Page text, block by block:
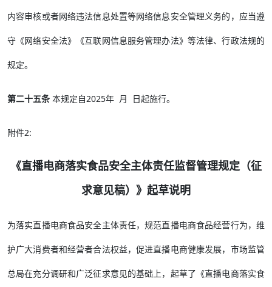
内容审核或者网络违法信息处置等网络信息安全管理义务的，应当遵
守《网络安全法》《互联网信息服务管理办法》等法律、行政法规的
规定。
第二十五条 本规定自2025年 月 日起施行。‌
附件2:
《直播电商落实食品安全主体责任监督管理规定（征
求意见稿）》起草说明
为落实直播电商食品安全主体责任，规范直播电商食品经营行为，维
护广大消费者和经营者合法权益，促进直播电商健康发展，市场监管
总局在充分调研和广泛征求意见的基础上，起草了《直播电商落实食